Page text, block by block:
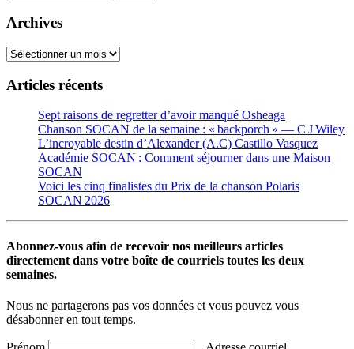
Archives
Archives
Articles récents
Sept raisons de regretter d’avoir manqué Osheaga
Chanson SOCAN de la semaine : « backporch » — C J Wiley
L’incroyable destin d’Alexander (A.C) Castillo Vasquez
Académie SOCAN : Comment séjourner dans une Maison
SOCAN
Voici les cinq finalistes du Prix de la chanson Polaris
SOCAN 2026
Abonnez-vous afin de recevoir nos meilleurs articles
directement dans votre boîte de courriels toutes les deux
semaines.
Nous ne partagerons pas vos données et vous pouvez vous
désabonner en tout temps.